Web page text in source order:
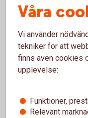
Vissa ända sedan 60-
Tack Sanfridssons
bygger ert företag så
och får vårt område
Våra
Vi använder
tekniker för att
finns även cookies
upplevelse:
Funktioner,
Relevant